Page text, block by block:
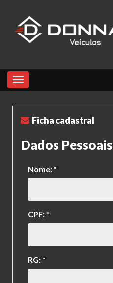
Toggle navigation
Ficha cadastral
Dados Pessoais
Nome: *
CPF: *
RG: *